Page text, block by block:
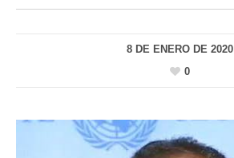
8 DE ENERO DE 2020
0